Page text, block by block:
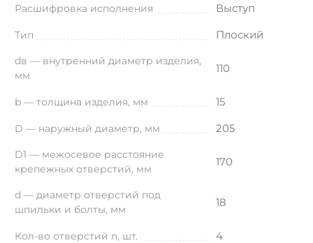
Расшифровка исполнения Выступ
Тип Плоский
dв — внутренний диаметр изделия,
мм
110
b — толщина изделия, мм 15
D — наружный диаметр, мм 205
D1 — межосевое расстояние
крепежных отверстий, мм
170
d — диаметр отверстий под
шпильки и болты, мм
18
Кол-во отверстий n, шт. 4